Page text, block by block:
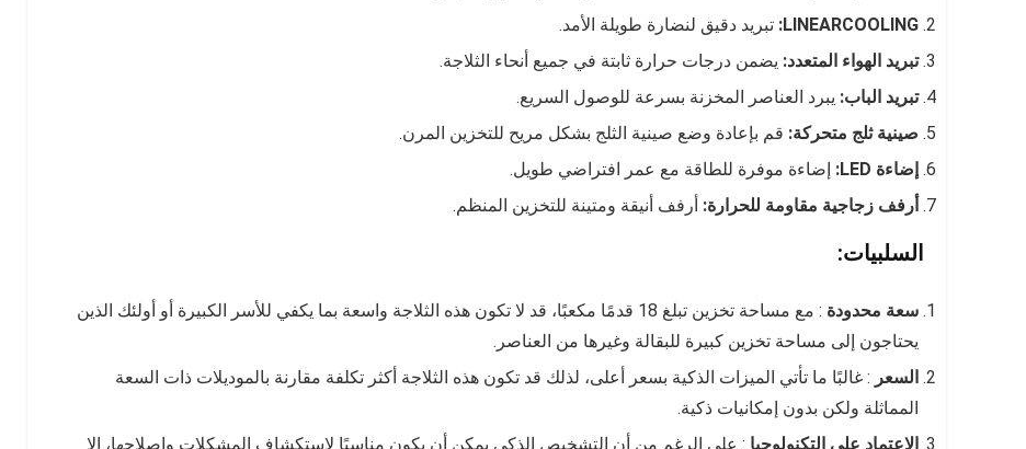
LINEARCOOLING: تبريد دقيق لنضارة طويلة الأمد.
تبريد الهواء المتعدد: يضمن درجات حرارة ثابتة في جميع أنحاء الثلاجة.
تبريد الباب: يبرد العناصر المخزنة بسرعة للوصول السريع.
صينية ثلج متحركة: قم بإعادة وضع صينية الثلج بشكل مريح للتخزين المرن.
إضاءة LED:
إضاءة موفرة للطاقة مع عمر افتراضي طويل.
أرفف زجاجية مقاومة للحرارة: أرفف أنيقة ومتينة للتخزين المنظم.
السلبيات:
سعة محدودة
: مع مساحة تخزين تبلغ 18 قدمًا مكعبًا، قد لا تكون هذه الثلاجة واسعة بما يكفي للأسر الكبيرة أو أولئك الذين
يحتاجون إلى مساحة تخزين كبيرة للبقالة وغيرها من العناصر.
السعر : غالبًا ما تأتي الميزات الذكية بسعر أعلى، لذلك قد تكون هذه الثلاجة أكثر تكلفة مقارنة بالموديلات ذات السعة
المماثلة ولكن بدون إمكانيات ذكية.
الاعتماد على التكنولوجيا : على الرغم من أن التشخيص الذكي يمكن أن يكون مناسبًا لاستكشاف المشكلات وإصلاحها، إلا